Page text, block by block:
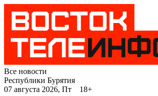
Все новости
Республики Бурятия
07 августа 2026, Пт 18+